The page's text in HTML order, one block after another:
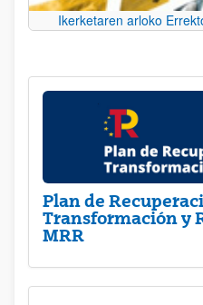
Ikerketaren arloko
Plan de
Transformación y
MRR